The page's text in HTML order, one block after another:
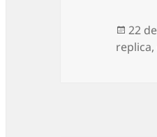
el
22
replica,